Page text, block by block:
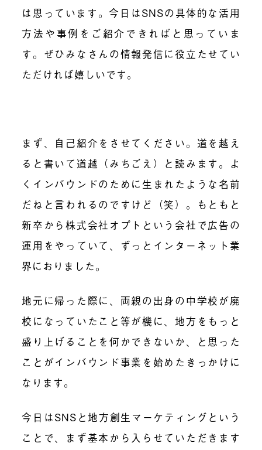
は思っています。今日はSNSの具体的な活用
方法や事例をご紹介できればと思っていま
す。ぜひみなさんの情報発信に役立たせてい
ただければ嬉しいです。
まず、自己紹介をさせてください。道を越え
ると書いて道越（みちごえ）と読みます。よ
くインバウンドのために生まれたような名前
だねと言われるのですけど（笑）。もともと
新卒から株式会社オプトという会社で広告の
運用をやっていて、ずっとインターネット業
界におりました。
地元に帰った際に、両親の出身の中学校が廃
校になっていたこと等が機に、地方をもっと
盛り上げることを何かできないか、と思った
ことがインバウンド事業を始めたきっかけに
なります。
今日はSNSと地方創生マーケティングという
ことで、まず基本から入らせていただきます